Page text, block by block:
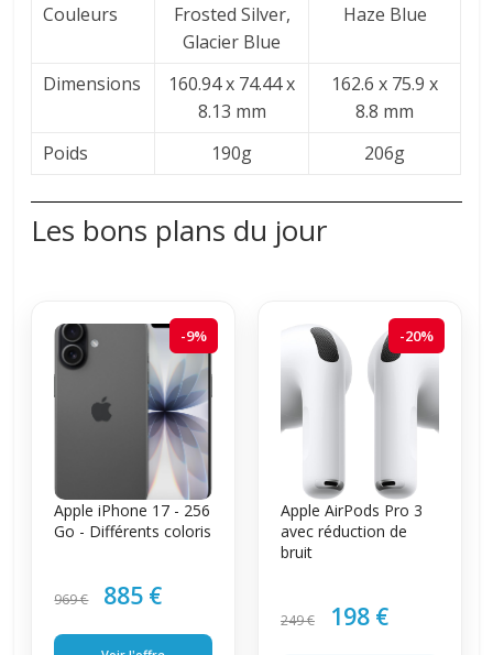
Couleurs
Frosted Silver,
Glacier Blue
Haze Blue
Dimensions
160.94 x 74.44 x
8.13 mm
162.6 x 75.9 x
8.8 mm
Poids
190g 206g
Les bons plans du jour
-9%
Apple iPhone 17 - 256
Go - Différents coloris
969 € 885 €
-20%
Apple AirPods Pro 3
avec réduction de
bruit
249 € 198 €